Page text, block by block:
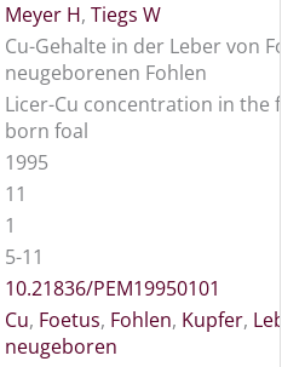
Meyer H, Tiegs W
Cu-Gehalte in der Leber von
neugeborenen Fohlen
Licer-Cu concentration in the
born foal
1995
11
1
5-11
10.21836/PEM19950101
Cu, Foetus, Fohlen, Kupfer, Leber
neugeboren